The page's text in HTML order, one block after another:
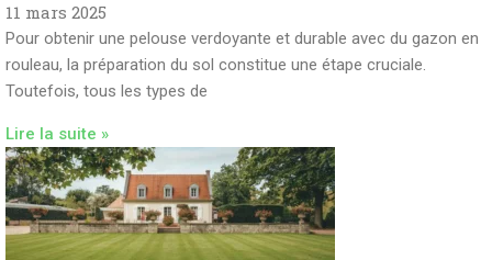
11 mars 2025
Pour obtenir une pelouse verdoyante et durable avec du gazon en
rouleau, la préparation du sol constitue une étape cruciale.
Toutefois, tous les types de
Lire la suite »